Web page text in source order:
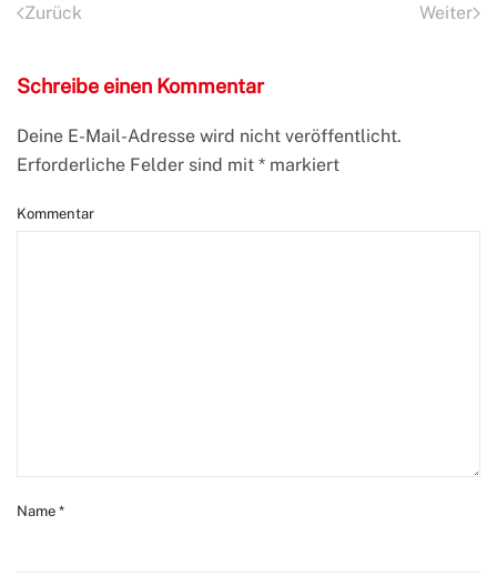
Zurück Weiter
Schreibe einen Kommentar
Deine E-Mail-Adresse wird nicht veröffentlicht.
Erforderliche Felder sind mit * markiert
Kommentar
Name *